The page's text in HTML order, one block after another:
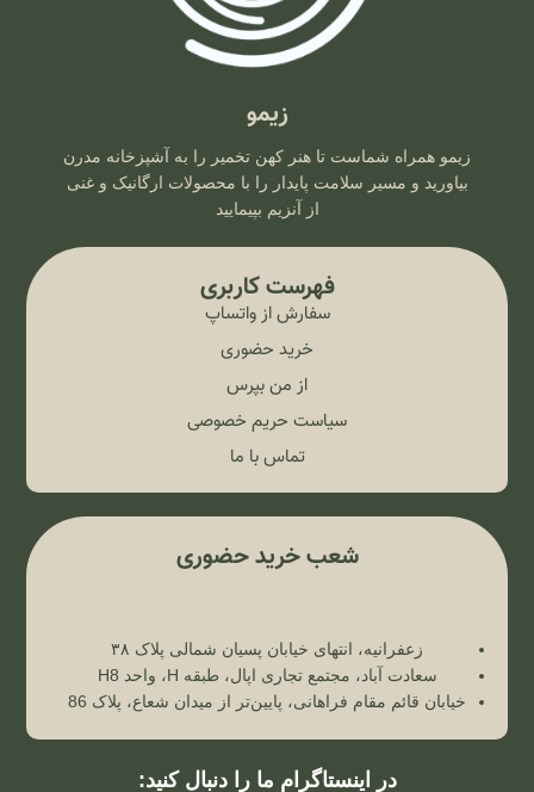
زیمو
زیمو همراه شماست تا هنر کهن تخمیر را به آشپزخانه مدرن
بیاورید و مسیر سلامت پایدار را با محصولات ارگانیک و غنی
از آنزیم بپیمایید
فهرست کاربری
سفارش از واتساپ
خرید حضوری
از من بپرس
سیاست حریم خصوصی
تماس با ما
شعب خرید حضوری
زعفرانیه، انتهای خیابان پسیان شمالی پلاک ۳۸
سعادت آباد، مجتمع تجاری اپال، طبقه H، واحد H8
خیابان قائم مقام فراهانی، پایین‌تر از میدان شعاع، پلاک 86
در اینستاگرام ما را دنبال کنید: